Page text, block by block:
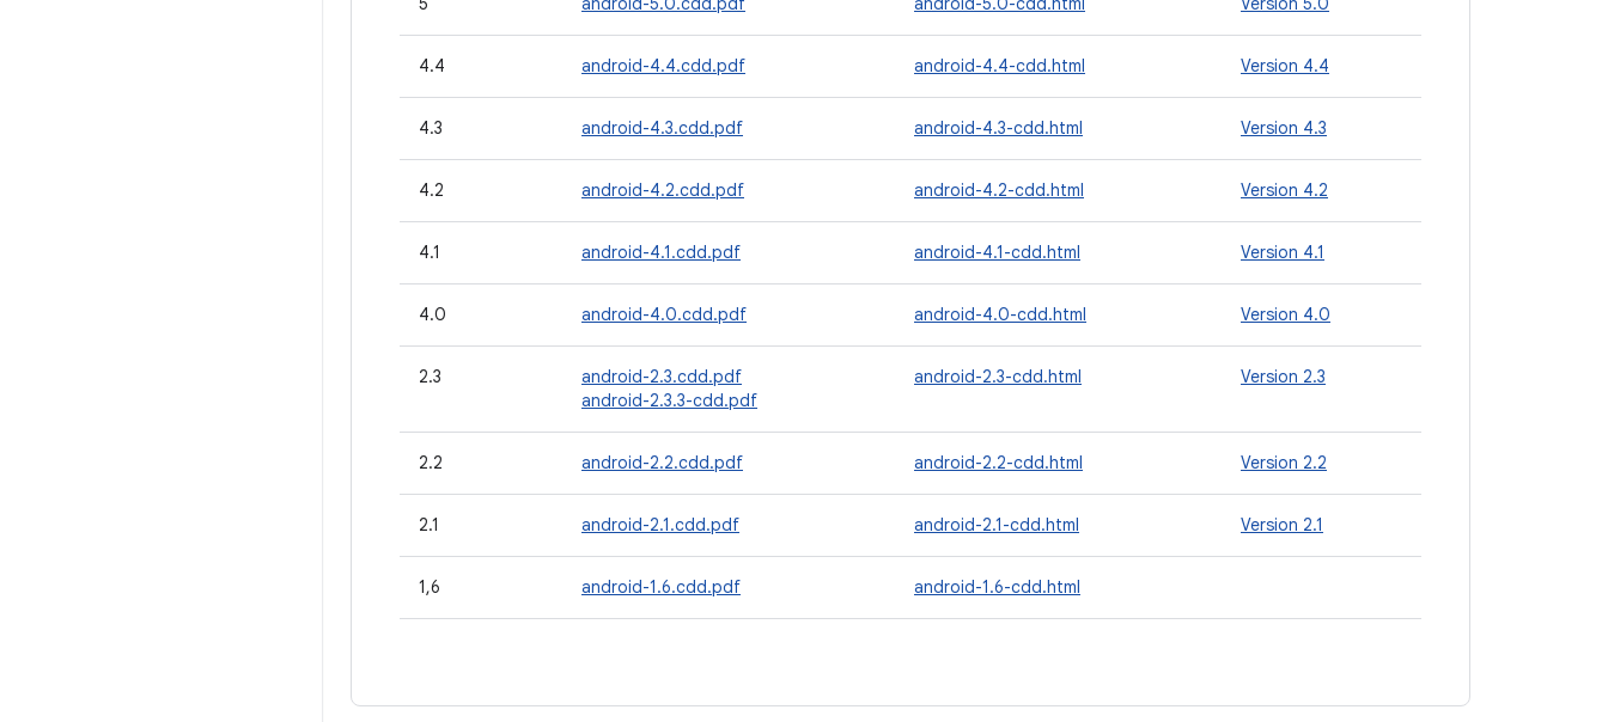
4.4 android-4.4.cdd.pdf android-4.4-cdd.html Version 4.4
4.3 android-4.3.cdd.pdf android-4.3-cdd.html Version 4.3
4.2 android-4.2.cdd.pdf android-4.2-cdd.html Version 4.2
4.1 android-4.1.cdd.pdf android-4.1-cdd.html Version 4.1
4.0 android-4.0.cdd.pdf android-4.0-cdd.html Version 4.0
2.3
android-2.3.cdd.pdf
android-2.3.3-cdd.pdf
android-2.3-cdd.html Version 2.3
2.2 android-2.2.cdd.pdf android-2.2-cdd.html Version 2.2
2.1 android-2.1.cdd.pdf android-2.1-cdd.html Version 2.1
1,6 android-1.6.cdd.pdf android-1.6-cdd.html